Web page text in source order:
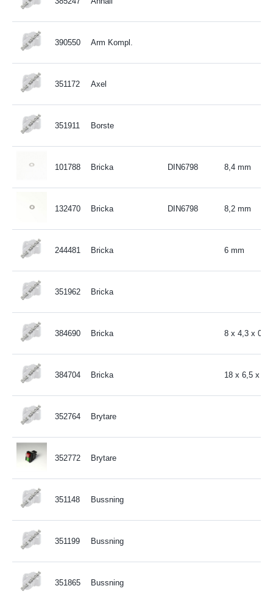
390550 Arm Kompl.
351172 Axel
351911 Borste
101788 Bricka DIN6798 8,4 mm
132470 Bricka DIN6798 8,2 mm
244481 Bricka 6 mm
351962 Bricka
384690 Bricka 8 x 4,3 x 0,5
384704 Bricka 18 x 6,5 x
352764 Brytare
352772 Brytare
351148 Bussning
351199 Bussning
351865 Bussning